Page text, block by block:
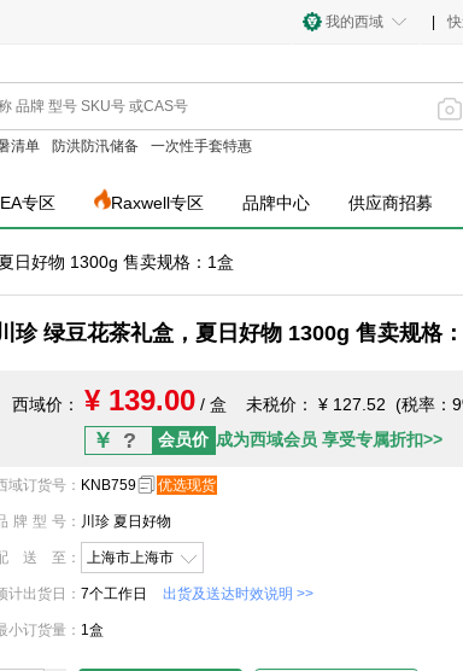
我的西域
清单 防洪防汛储备 一次性手套特惠
专区 Raxwell专区 品牌中心 供应商招募
日好物 1300g 售卖规格：1盒
珍 绿豆花茶礼盒，夏日好物 1300g 售卖规格
西域价： ¥ 139.00 / 盒 未税价： ¥ 127.52 (税率：
￥ ? 会员价 成为西域会员 享受专属折扣>>
域订货号 ： KNB759 优选现货
牌型号 ： 川珍 夏日好物
送至 ： 上海市上海市
计出货日 ： 7个工作日 出货及送达时效说明 >>
小订货量 ： 1盒